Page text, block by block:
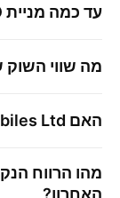
עד כמה מניית
מה שווי השוק
האם Ltd.
מהו הרווח
האחרון?